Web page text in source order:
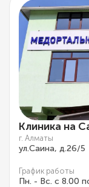
Клиника на
г. Алматы
ул.Саина, д.26/5
График работы
Пн. - Вс. с 8.00